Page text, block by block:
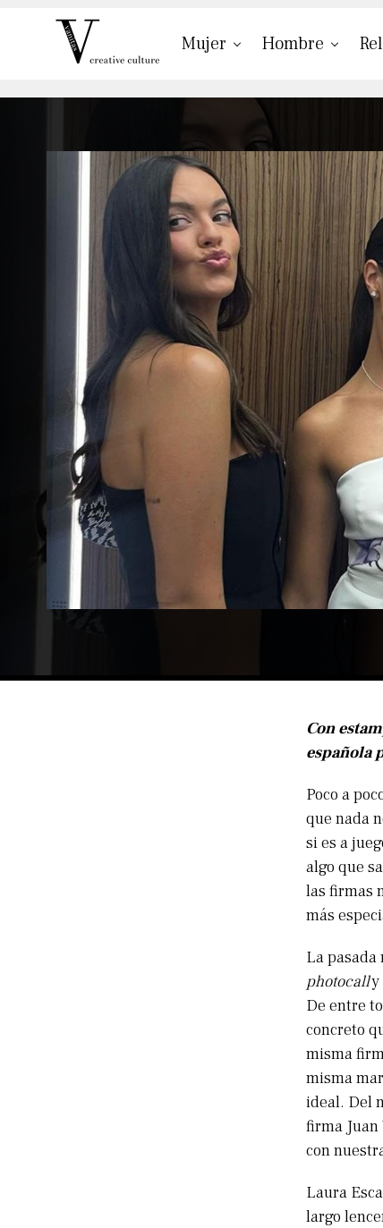
Mujer Hombre
Con
española
Poco a
que nada
si es a
algo que
las firmas
más
La pasada
photocally
De entre
concreto
misma
misma
ideal. Del
firma Juan
con
Laura
largo